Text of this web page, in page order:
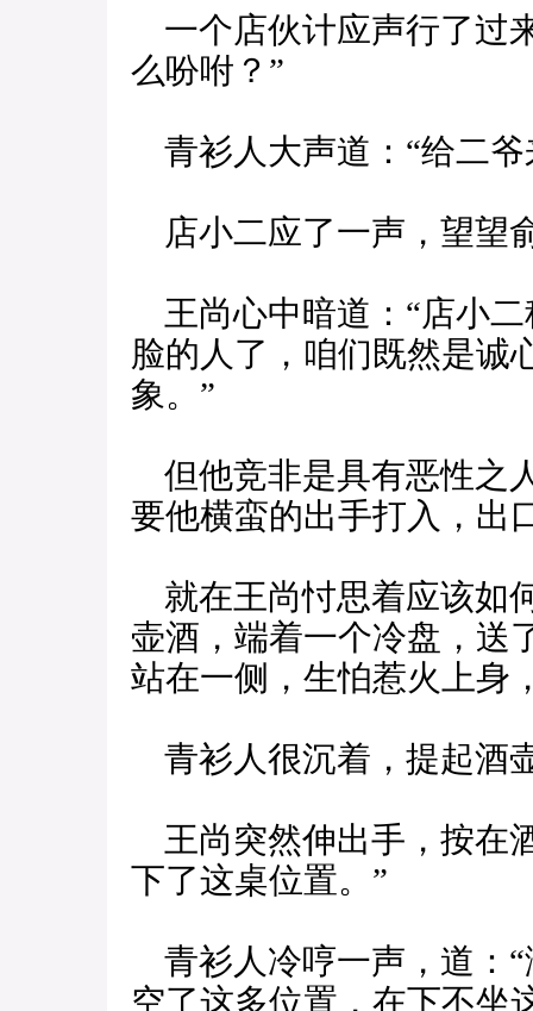
一个店伙计应声行了过
么吩咐？”
青衫人大声道：“给二爷
店小二应了一声，望望
王尚心中暗道：“店小
脸的人了，咱们既然是诚
象。”
但他竞非是具有恶性之
要他横蛮的出手打入，出
就在王尚忖思着应该如
壶酒，端着一个冷盘，送
站在一侧，生怕惹火上身
青衫人很沉着，提起酒
王尚突然伸出手，按在
下了这桌位置。”
青衫人冷哼一声，道：
空了这多位置，在下不坐